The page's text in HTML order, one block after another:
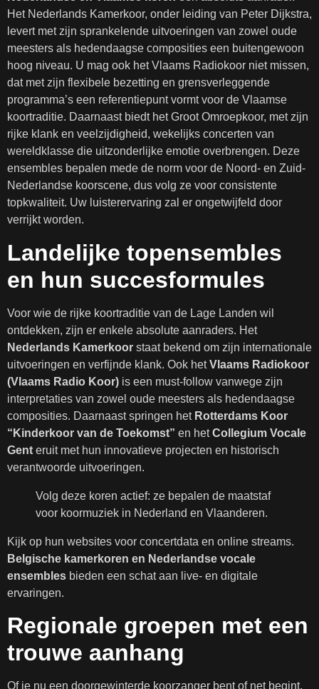
Het Nederlands Kamerkoor, onder leiding van Peter Dijkstra,
levert met zijn sprankelende uitvoeringen van zowel oude
meesters als hedendaagse composities een buitengewoon
hoog niveau. U mag ook het Vlaams Radiokoor niet missen,
dat met zijn flexibele bezetting en grensverleggende
programma’s een referentiepunt vormt voor de Vlaamse
koortraditie. Daarnaast biedt het Groot Omroepkoor, met zijn
rijke klank en veelzijdigheid, wekelijks concerten van
wereldklasse die uitzonderlijke emotie overbrengen. Deze
ensembles bepalen mede de norm voor de Noord- en Zuid-
Nederlandse koorscene, dus volg ze voor consistente
topkwaliteit. Uw luisterervaring zal er ongetwijfeld door
verrijkt worden.
Landelijke topensembles
en hun succesformules
Voor wie de rijke koortraditie van de Lage Landen wil
ontdekken, zijn er enkele absolute aanraders. Het
Nederlands Kamerkoor staat bekend om zijn internationale
uitvoeringen en verfijnde klank. Ook hetVlaams Radiokoor
(Vlaams Radio Koor) is een must-follow vanwege zijn
interpretaties van zowel oude meesters als hedendaagse
composities. Daarnaast springen het Rotterdams Koor
“Kinderkoor van de Toekomst” en hetCollegium Vocale
Gent eruit met hun innovatieve projecten en historisch
verantwoorde uitvoeringen.
Volg deze koren actief: ze bepalen de maatstaf
voor koormuziek in Nederland en Vlaanderen.
Kijk op hun websites voor concertdata en online streams.
Belgische kamerkoren en Nederlandse vocale
ensembles bieden een schat aan live- en digitale
ervaringen.
Regionale groepen met een
trouwe aanhang
Of je nu een doorgewinterde koorzanger bent of net begint,